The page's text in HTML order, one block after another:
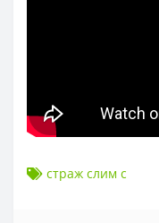
страж слим c